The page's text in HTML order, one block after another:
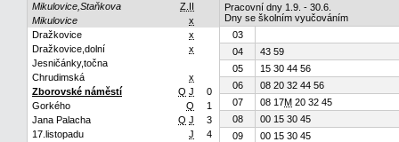
Mikulovice,Staňkova
Z.II
Mikulovice
x
Dražkovice
x
Dražkovice,dolní
x
Jesničánky,točna
Chrudimská
x
Zborovské náměstí
Q J
0
Gorkého
Q
1
Jana Palacha
Q J
3
17.listopadu
J
4
Pracovní dny 1.9. - 30.6.
Dny se školním vyučováním
03
04
43 59
05
15 30 44 56
06
08 20 32 44 56
07
08 17M 20 32 45
08
00 15 30 45
09
00 15 30 45